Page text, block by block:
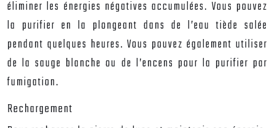
éliminer les énergies négatives accumulées. Vous pouvez
la purifier en la plongeant dans de l’eau tiède salée
pendant quelques heures. Vous pouvez également utiliser
de la sauge blanche ou de l’encens pour la purifier par
fumigation.
Rechargement